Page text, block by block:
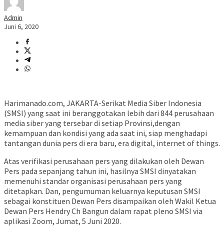
Admin
Juni 6, 2020
Harimanado.com, JAKARTA-Serikat Media Siber Indonesia
(SMSI) yang saat ini beranggotakan lebih dari 844 perusahaan
media siber yang tersebar di setiap Provinsi,dengan
kemampuan dan kondisi yang ada saat ini, siap menghadapi
tantangan dunia pers di era baru, era digital, internet of things.
Atas verifikasi perusahaan pers yang dilakukan oleh Dewan
Pers pada sepanjang tahun ini, hasilnya SMSI dinyatakan
memenuhi standar organisasi perusahaan pers yang
ditetapkan. Dan, pengumuman keluarnya keputusan SMSI
sebagai konstituen Dewan Pers disampaikan oleh Wakil Ketua
Dewan Pers Hendry Ch Bangun dalam rapat pleno SMSI via
aplikasi Zoom, Jumat, 5 Juni 2020.